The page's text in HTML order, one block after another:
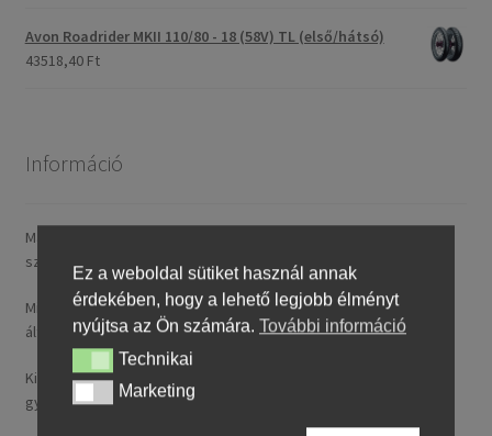
Avon Roadrider MKII 110/80 - 18 (58V) TL (első/hátsó)
43518,40 Ft
Információ
Magyarországra általában 4–5 munkanapon belül szállítunk. A
szállítási díj rendelésenként 14,95 € / ~ 5737 HUF.
Minden nálunk feltüntetett ár tartalmazza a magyarországi
általános forgalmi adót (ÁFA).
Kizárólag új, folyó gyártásból származó, legfeljebb 24 hónapos
gyártású termékeket kínálunk.
Ez a weboldal sütiket használ annak
érdekében, hogy a lehető legjobb élményt
nyújtsa az Ön számára. További információ
TechnikaiTechnikai
MarketingMarketing